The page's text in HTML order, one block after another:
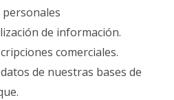
personales
de información.
comerciales.
de nuestras bases de